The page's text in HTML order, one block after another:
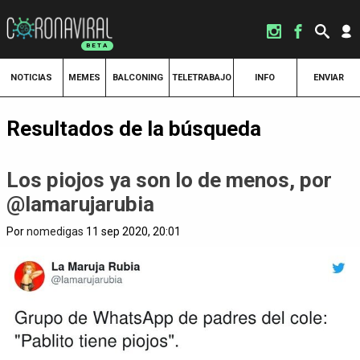
NOTICIAS MEMES BALCONING TELETRABAJO INFO ENVIAR
Resultados de la búsqueda
Los piojos ya son lo de menos, por
@lamarujarubia
Pornomedigas 11 sep 2020, 20:01